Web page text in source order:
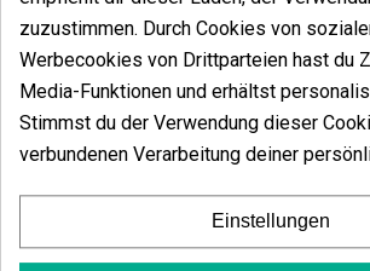
Was dieWirkung betrifft, so können
, aber moderat ist,
auf dem Sofa fesseln wird.
Sativa/Indica
: 20/80 %
Blütezeit : 60–65 Tage indoor
September outdoor.
zuzustimmen. Durch Cookies von
Werbecookies von Drittparteien hast du
Media-Funktionen und erhältst
Stimmst du der Verwendung dieser
verbundenen Verarbeitung deiner
Einstellungen